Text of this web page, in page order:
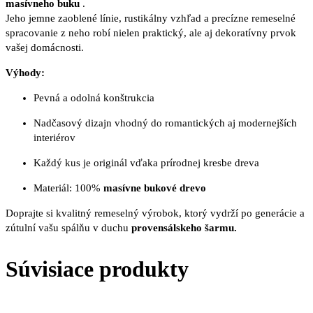
masívneho buku .
Jeho jemne zaoblené línie, rustikálny vzhľad a precízne remeselné
spracovanie z neho robí nielen praktický, ale aj dekoratívny prvok
vašej domácnosti.
Výhody:
Pevná a odolná konštrukcia
Nadčasový dizajn vhodný do romantických aj modernejších
interiérov
Každý kus je originál vďaka prírodnej kresbe dreva
Materiál: 100% masívne bukové drevo
Doprajte si kvalitný remeselný výrobok, ktorý vydrží po generácie a
zútulní vašu spálňu v duchu provensálskeho šarmu.
Súvisiace produkty